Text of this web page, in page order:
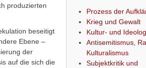
produzierten
beseitigt
Ebene –
der
auf die sich die
Prozess der
Krieg und Gewalt
Kultur- und
Antisemitismus,
Kulturalismus
Subjektkritik und